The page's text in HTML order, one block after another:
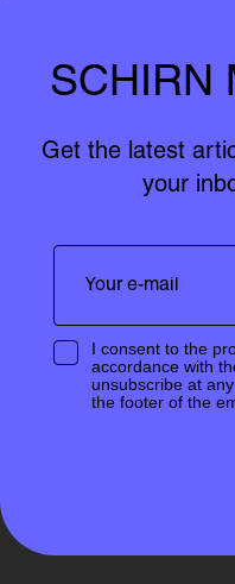
SCHIRN
Get the latest
your
I consent to the
accordance with
unsubscribe at
the footer of the